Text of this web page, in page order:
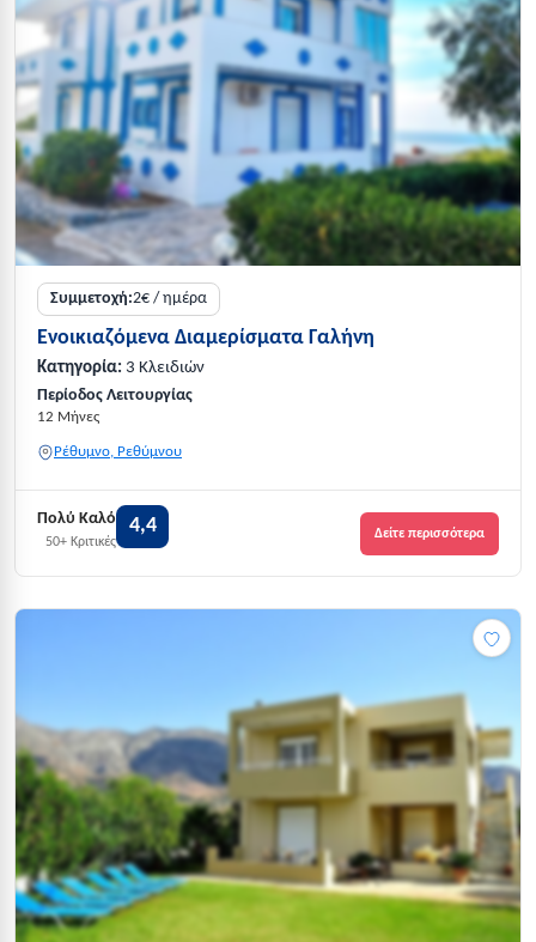
Συμμετοχή:2€ / ημέρα
Ενοικιαζόμενα Διαμερίσματα Γαλήνη
Κατηγορία: 3 Κλειδιών
Περίοδος Λειτουργίας
12 Μήνες
Ρέθυμνο, Ρεθύμνου
Πολύ Καλό
50+ Κριτικές
4,4 Δείτε περισσότερα